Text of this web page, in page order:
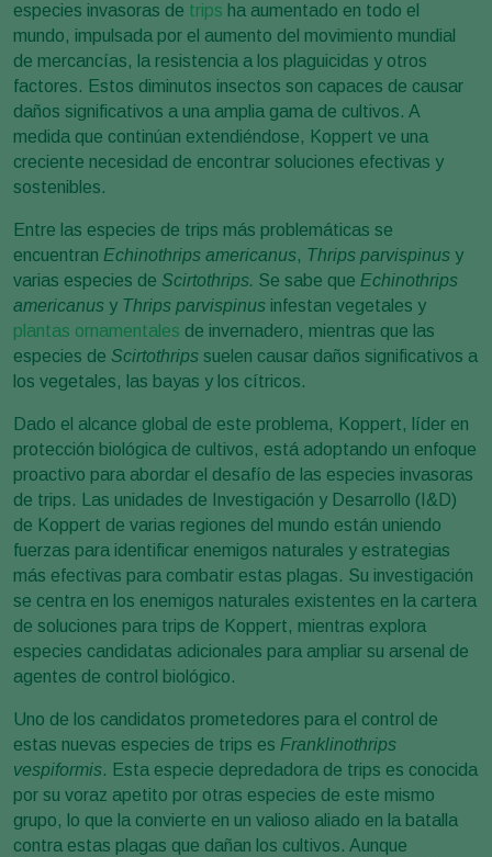
especies invasoras de trips ha aumentado en todo el
mundo, impulsada por el aumento del movimiento mundial
de mercancías, la resistencia a los plaguicidas y otros
factores. Estos diminutos insectos son capaces de causar
daños significativos a una amplia gama de cultivos. A
medida que continúan extendiéndose, Koppert ve una
creciente necesidad de encontrar soluciones efectivas y
sostenibles.
Entre las especies de trips más problemáticas se
encuentran Echinothrips americanus, Thrips parvispinus y
varias especies de Scirtothrips. Se sabe que Echinothrips
americanus y Thrips parvispinus infestan vegetales y
plantas ornamentales de invernadero, mientras que las
especies de Scirtothrips suelen causar daños significativos a
los vegetales, las bayas y los cítricos.
Dado el alcance global de este problema, Koppert, líder en
protección biológica de cultivos, está adoptando un enfoque
proactivo para abordar el desafío de las especies invasoras
de trips. Las unidades de Investigación y Desarrollo (I&D)
de Koppert de varias regiones del mundo están uniendo
fuerzas para identificar enemigos naturales y estrategias
más efectivas para combatir estas plagas. Su investigación
se centra en los enemigos naturales existentes en la cartera
de soluciones para trips de Koppert, mientras explora
especies candidatas adicionales para ampliar su arsenal de
agentes de control biológico.
Uno de los candidatos prometedores para el control de
estas nuevas especies de trips es Franklinothrips
vespiformis. Esta especie depredadora de trips es conocida
por su voraz apetito por otras especies de este mismo
grupo, lo que la convierte en un valioso aliado en la batalla
contra estas plagas que dañan los cultivos. Aunque